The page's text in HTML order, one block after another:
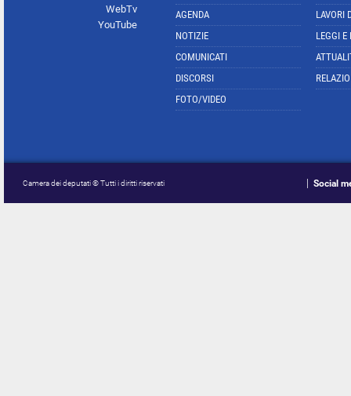
WebTv
YouTube
AGENDA
NOTIZIE
COMUNICATI
DISCORSI
FOTO/VIDEO
LAVORI
LEGGI E
Camera dei deputati © Tutti i diritti riservati Social